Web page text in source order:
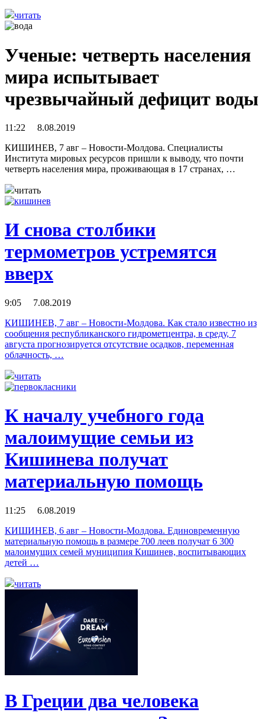
читать
Ученые: четверть населения
мира испытывает
чрезвычайный дефицит воды
11:22 8.08.2019
КИШИНЕВ, 7 авг – Новости-Молдова. Специалисты
Института мировых ресурсов пришли к выводу, что почти
четверть населения мира, проживающая в 17 странах, …
читать
И снова столбики
термометров устремятся
вверх
9:05 7.08.2019
КИШИНЕВ, 7 авг – Новости-Молдова. Как стало известно из
сообщения республиканского гидрометцентра, в среду, 7
августа прогнозируется отсутствие осадков, переменная
облачность, …
читать
К началу учебного года
малоимущие семьи из
Кишинева получат
материальную помощь
11:25 6.08.2019
КИШИНЕВ, 6 авг – Новости-Молдова. Единовременную
материальную помощь в размере 700 леев получат 6 300
малоимущих семей муниципия Кишинев, воспитывающих
детей …
читать
В Греции два человека